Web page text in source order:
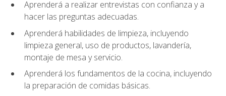
Aprenderá a realizar entrevistas con confianza y a
hacer las preguntas adecuadas.
Aprenderá habilidades de limpieza, incluyendo
limpieza general, uso de productos, lavandería,
montaje de mesa y servicio.
Aprenderá los fundamentos de la cocina, incluyendo
la preparación de comidas básicas.